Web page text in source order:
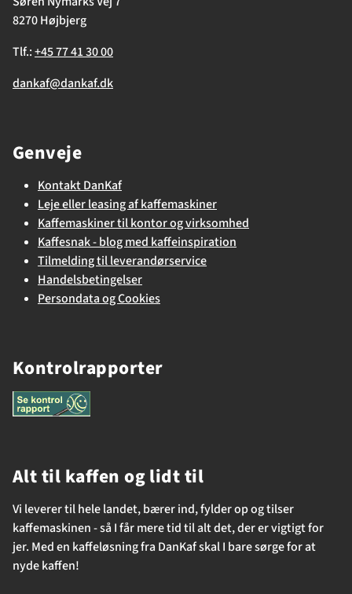
8270 Højbjerg
Tlf.:+45 77 41 30 00
dankaf@dankaf.dk
Genveje
Kontakt DanKaf
Leje eller leasing af kaffemaskiner
Kaffemaskiner til kontor og virksomhed
Kaffesnak - blog med kaffeinspiration
Tilmelding til leverandørservice
Handelsbetingelser
Persondata og Cookies
Kontrolrapporter
Alt til kaffen og lidt til
Vi leverer til hele landet, bærer ind, fylder op og tilser
kaffemaskinen - så I får mere tid til alt det, der er vigtigt for
jer. Med en kaffeløsning fra DanKaf skal I bare sørge for at
nyde kaffen!